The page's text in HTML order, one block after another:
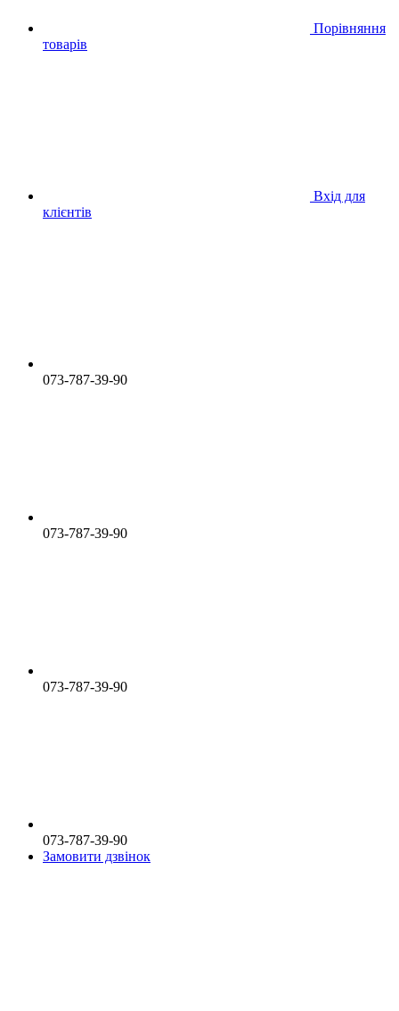
Порівняння
товарів
Вхід для
клієнтів
073-787-39-90
073-787-39-90
073-787-39-90
073-787-39-90
Замовити дзвінок